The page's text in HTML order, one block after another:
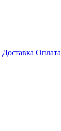
Доставка Оплата